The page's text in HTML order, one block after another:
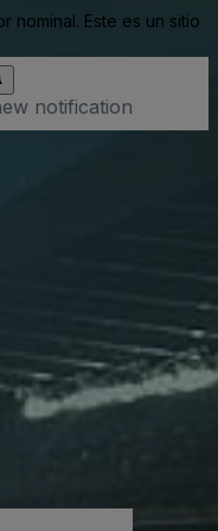
Este es un sitio
notification